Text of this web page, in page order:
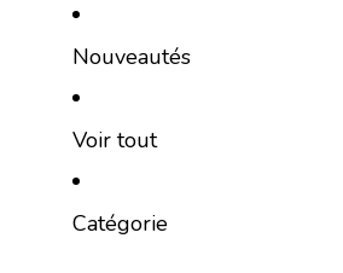
Nouveautés
Voir tout
Catégorie